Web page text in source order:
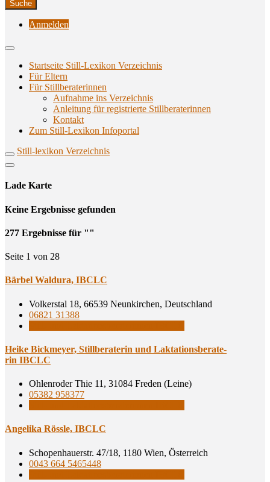
Anmelden
Startseite Still-Lexikon Verzeichnis
Für Eltern
Für Stillberaterinnen
Aufnahme ins Verzeichnis
Anlei­tung für regis­trier­te Stillberaterinnen
Kon­takt
Zum Still-Lexikon Infoportal
Still-lexikon Verzeichnis
Lade Karte
Кeine Ergebnisse gefunden
277 Ergebnisse für ""
Seite 1 von 28
Bär­bel Wal­du­ra, IBCLC
Volkerstal 18, 66539 Neunkirchen, Deutschland
06821 31388
Hei­ke Bick­mey­er, Still­be­ra­te­rin und Lak­ta­ti­ons­be­ra­te­
rin IBCLC
Ohlenroder Thie 11, 31084 Freden (Leine)
05382 958377
Ange­li­ka Röss­le, IBCLC
Schopenhauerstr. 47/18, 1180 Wien, Österreich
0043 664 5465448